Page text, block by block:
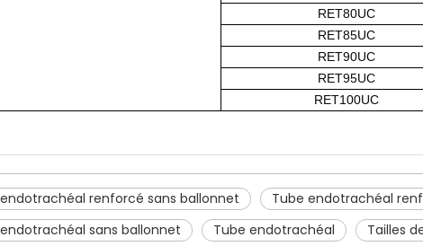
RET80UC
RET85UC
RET90UC
RET95UC
RET100UC
renforcé sans ballonnet
Tube endotrachéal
sans ballonnet
Tube endotrachéal Tailles